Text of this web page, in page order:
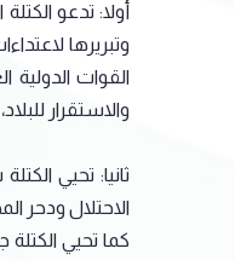
أولا: تدعو
وتبريرها
القوات الدولية
والاستقرار
ثانيا: تحيي
الاحتلال ودحر
كما تحيي